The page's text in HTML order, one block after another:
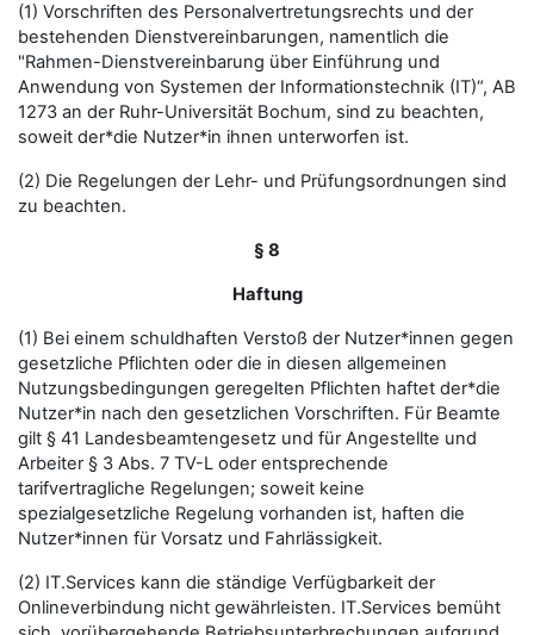
(1) Vorschriften des Personalvertretungsrechts und der
bestehenden Dienstvereinbarungen, namentlich die
"Rahmen-Dienstvereinbarung über Einführung und
Anwendung von Systemen der Informationstechnik (IT)“, AB
1273 an der Ruhr-Universität Bochum, sind zu beachten,
soweit der*die Nutzer*in ihnen unterworfen ist.
(2) Die Regelungen der Lehr- und Prüfungsordnungen sind
zu beachten.
§ 8
Haftung
(1) Bei einem schuldhaften Verstoß der Nutzer*innen gegen
gesetzliche Pflichten oder die in diesen allgemeinen
Nutzungsbedingungen geregelten Pflichten haftet der*die
Nutzer*in nach den gesetzlichen Vorschriften. Für Beamte
gilt § 41 Landesbeamtengesetz und für Angestellte und
Arbeiter § 3 Abs. 7 TV-L oder entsprechende
tarifvertragliche Regelungen; soweit keine
spezialgesetzliche Regelung vorhanden ist, haften die
Nutzer*innen für Vorsatz und Fahrlässigkeit.
(2) IT.Services kann die ständige Verfügbarkeit der
Onlineverbindung nicht gewährleisten. IT.Services bemüht